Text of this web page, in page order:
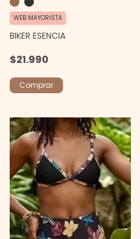
BIKER ESENCIA
$21.990
WEB MAYORISTA
Comprar